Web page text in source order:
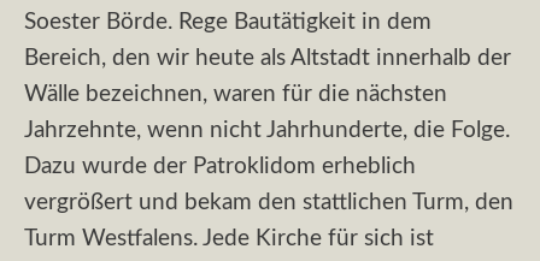
Soester Börde. Rege Bautätigkeit in dem
Bereich, den wir heute als Altstadt innerhalb der
Wälle bezeichnen, waren für die nächsten
Jahrzehnte, wenn nicht Jahrhunderte, die Folge.
Dazu wurde der Patroklidom erheblich
vergrößert und bekam den stattlichen Turm, den
Turm Westfalens. Jede Kirche für sich ist